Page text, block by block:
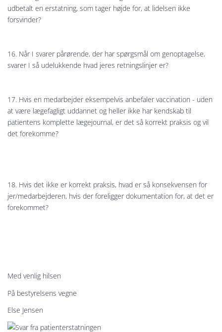
udbetalt en erstatning, som tager højde for, at lidelsen ikke
forsvinder?
16. Når I svarer pårørende, der har spørgsmål om genoptagelse,
svarer I så udelukkende hvad jeres retningslinjer er?
17. Hvis en medarbejder eksempelvis anbefaler vaccination - uden
at være lægefagligt uddannet og heller ikke har kendskab til
patientens komplette lægejournal, er det så korrekt praksis og vil
det forekomme?
18. Hvis det ikke er korrekt praksis, hvad er så konsekvensen for
jer/medarbejderen, hvis der foreligger dokumentation for, at det er
forekommet?
Med venlig hilsen
På bestyrelsens vegne
Else Jensen